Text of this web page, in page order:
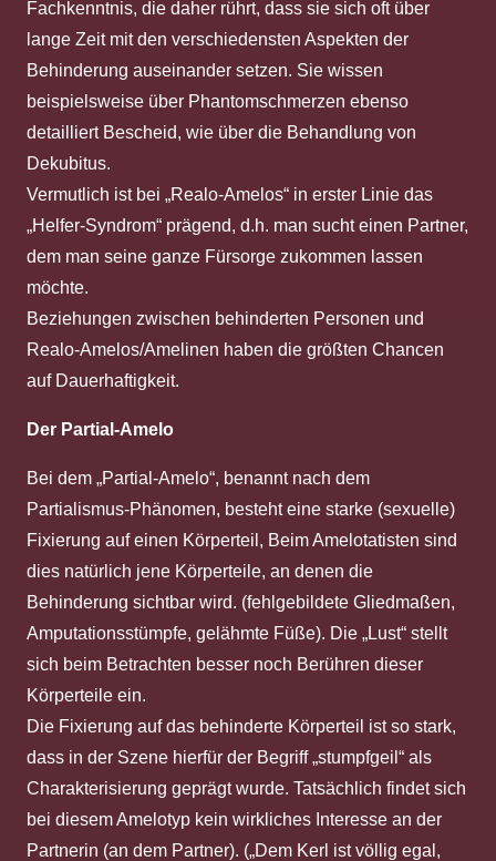
Fachkenntnis, die daher rührt, dass sie sich oft über
lange Zeit mit den verschiedensten Aspekten der
Behinderung auseinander setzen. Sie wissen
beispielsweise über Phantomschmerzen ebenso
detailliert Bescheid, wie über die Behandlung von
Dekubitus.
Vermutlich ist bei „Realo-Amelos“ in erster Linie das
„Helfer-Syndrom“ prägend, d.h. man sucht einen Partner,
dem man seine ganze Fürsorge zukommen lassen
möchte.
Beziehungen zwischen behinderten Personen und
Realo-Amelos/Amelinen haben die größten Chancen
auf Dauerhaftigkeit.
Der Partial-Amelo
Bei dem „Partial-Amelo“, benannt nach dem
Partialismus-Phänomen, besteht eine starke (sexuelle)
Fixierung auf einen Körperteil, Beim Amelotatisten sind
dies natürlich jene Körperteile, an denen die
Behinderung sichtbar wird. (fehlgebildete Gliedmaßen,
Amputationsstümpfe, gelähmte Füße). Die „Lust“ stellt
sich beim Betrachten besser noch Berühren dieser
Körperteile ein.
Die Fixierung auf das behinderte Körperteil ist so stark,
dass in der Szene hierfür der Begriff „stumpfgeil“ als
Charakterisierung geprägt wurde. Tatsächlich findet sich
bei diesem Amelotyp kein wirkliches Interesse an der
Partnerin (an dem Partner). („Dem Kerl ist völlig egal,